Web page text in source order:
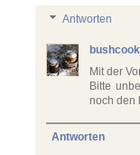
Antworten
bushcook
Mit der
Bitte
noch den
Antworten